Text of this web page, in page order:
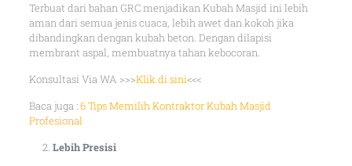
Terbuat dari bahan GRC menjadikan Kubah Masjid ini lebih
aman dari semua jenis cuaca, lebih awet dan kokoh jika
dibandingkan dengan kubah beton. Dengan dilapisi
membrant aspal, membuatnya tahan kebocoran.
Konsultasi Via WA >>>Klik di sini<<<
Baca juga :6 Tips Memilih Kontraktor Kubah Masjid
Profesional
Lebih Presisi